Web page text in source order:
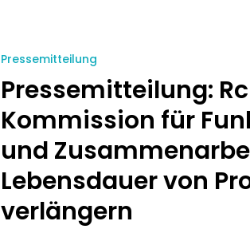
Pressemitteilung
Pressemitteilung:
Kommission für
und
Lebensdauer von
verlängern